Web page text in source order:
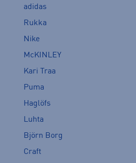
adidas
Rukka
Nike
McKINLEY
Kari Traa
Puma
Haglöfs
Luhta
Björn Borg
Craft